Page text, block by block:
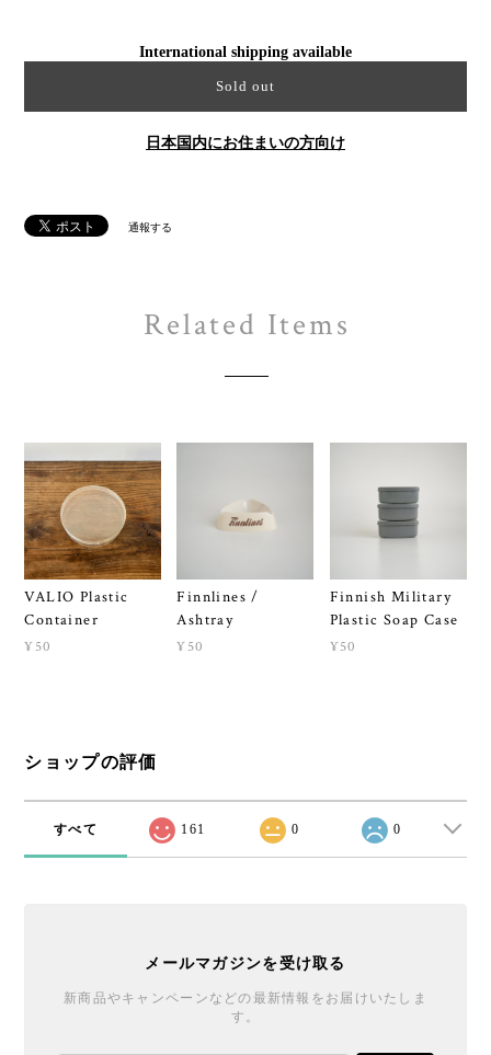
International shipping available
Sold out
日本国内にお住まいの方向け
通報する
Related Items
VALIO Plastic
Container
¥50
Finnlines /
Ashtray
¥50
Finnish Military
Plastic Soap Case
¥50
ショップの評価
すべて 161 0 0
メールマガジンを受け取る
新商品やキャンペーンなどの最新情報をお届けいたしま
す。